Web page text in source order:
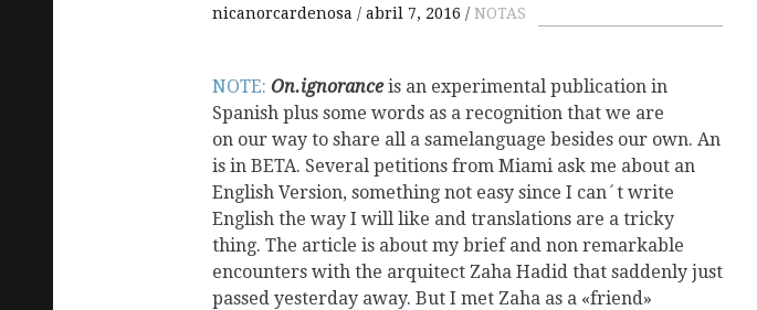
nicanorcardenosa abril 7, 2016 NOTAS
NOTE: On.ignorance is an experimental publication in
Spanish plus some words as a recognition that we are
on our way to share all a samelanguage besides our own. An
is in BETA. Several petitions from Miami ask me about an
English Version, something not easy since I can´t write
English the way I will like and translations are a tricky
thing. The article is about my brief and non remarkable
encounters with the arquitect Zaha Hadid that saddenly just
passed yesterday away. But I met Zaha as a «friend»